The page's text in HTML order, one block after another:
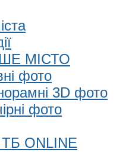
МІСТО
фото
3D фото
фото
ТБ ONLINE